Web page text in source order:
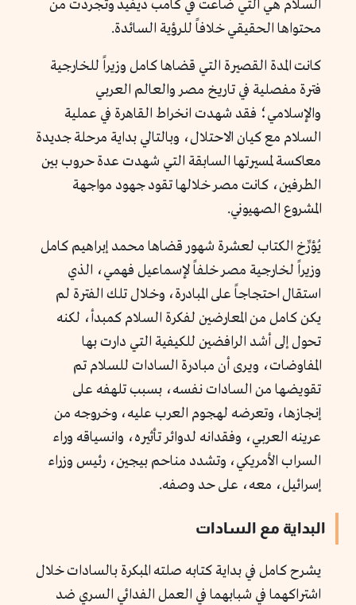
السلام هي التي ضاعت في كامب ديفيد وتجردت من
محتواها الحقيقي خلافاً للرؤية السائدة.
كانت المدة القصيرة التي قضاها كامل وزيراً للخارجية
فترة مفصلية في تاريخ مصر والعالم العربي
والإسلامي؛ فقد شهدت انخراط القاهرة في عملية
السلام مع كيان الاحتلال، وبالتالي بداية مرحلة جديدة
معاكسة لمسيرتها السابقة التي شهدت عدة حروب بين
الطرفين، كانت مصر خلالها تقود جهود مواجهة
المشروع الصهيوني.
يُؤرِّخ الكتاب لعشرة شهور قضاها محمد إبراهيم كامل
وزيراً لخارجية مصر خلفاً لإسماعيل فهمي، الذي
استقال احتجاجاً على المبادرة، وخلال تلك الفترة لم
يكن كامل من المعارضين لفكرة السلام كمبدأ، لكنه
تحول إلى أشد الرافضين للكيفية التي دارت بها
المفاوضات، ويرى أن مبادرة السادات للسلام تم
تقويضها من السادات نفسه، بسبب تلهفه على
إنجازها، وتعرضه لهجوم العرب عليه، وخروجه من
عرينه العربي، وفقدانه لدوائر تأثيره، وانسياقه وراء
السراب الأمريكي، وتشدد مناحم بيجين، رئيس وزراء
إسرائيل، معه، على حد وصفه.
البداية مع السادات
يشرح كامل في بداية كتابه صلته المبكرة بالسادات خلال
اشتراكهما في شبابهما في العمل الفدائي السري ضد